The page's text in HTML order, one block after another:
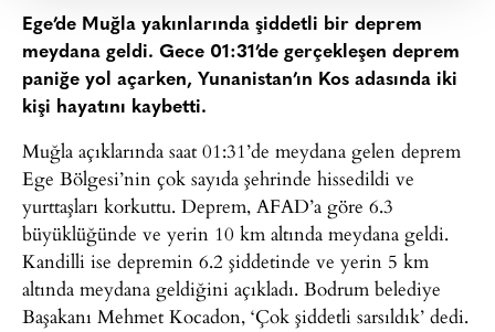
Ege’de Muğla yakınlarında şiddetli bir deprem
meydana geldi. Gece 01:31’de gerçekleşen deprem
paniğe yol açarken, Yunanistan’ın Kos adasında iki
kişi hayatını kaybetti.
Muğla açıklarında saat 01:31’de meydana gelen deprem
Ege Bölgesi’nin çok sayıda şehrinde hissedildi ve
yurttaşları korkuttu. Deprem, AFAD’a göre 6.3
büyüklüğünde ve yerin 10 km altında meydana geldi.
Kandilli ise depremin 6.2 şiddetinde ve yerin 5 km
altında meydana geldiğini açıkladı. Bodrum belediye
Başakanı Mehmet Kocadon, ‘Çok şiddetli sarsıldık’ dedi.